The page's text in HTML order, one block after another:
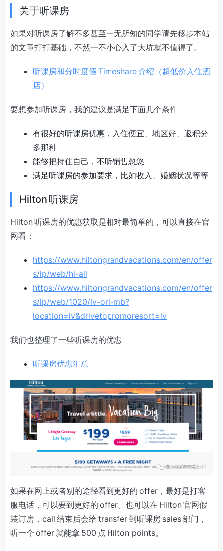
关于听课房
如果对听课房了解不多甚至一无所知的同学请先移步本站
的文章打打基础，不然一不小心入了大坑就不值得了。
听课房和分时度假 Timeshare 介绍（超低价入住酒
店）
要想参加听课房，我的建议是满足下面几个条件
有很好的听课房优惠，入住便宜、地区好、返积分
多那种
能够把持住自己，不听销售忽悠
满足听课房的参加要求，比如收入、婚姻状况等等
Hilton 听课房
Hilton 听课房的优惠获取是相对最简单的，可以直接在官
网看：
https://www.hiltongrandvacations.com/en/offer
s/lp/web/hi-all
https://www.hiltongrandvacations.com/en/offer
s/lp/web/1020/lv-orl-mb?
location=lv&drivetopromoresort=lv
我们也整理了一些听课房的优惠
听课房优惠汇总
如果在网上或者别的途径看到更好的 offer，最好是打客
服电话，可以要到更好的 offer。也可以在 Hilton 官网假
装订房，call 结束后会给 transfer 到听课房 sales 部门，
听一个 offer 就能拿 500 点 Hilton points。